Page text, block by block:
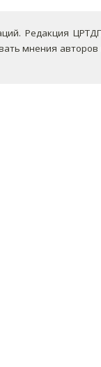
Редакция
мнения